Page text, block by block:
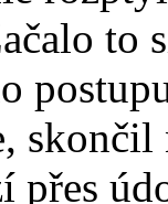
to
skončil
přes